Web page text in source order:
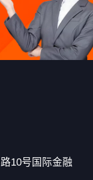
10号国际金融